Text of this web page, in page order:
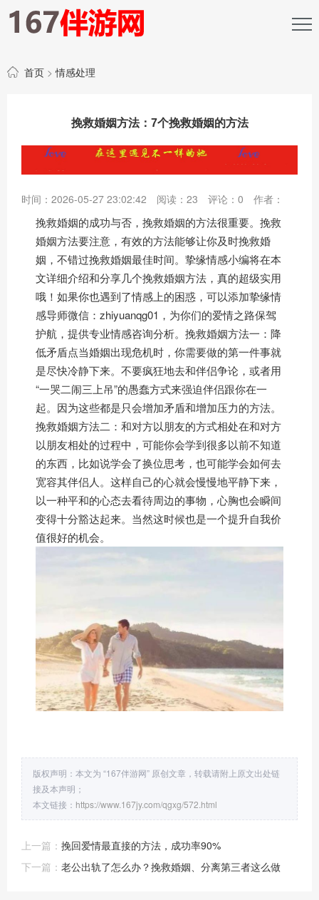
首页 >情感处理
挽救婚姻方法：7个挽救婚姻的方法
时间：2026-05-27 23:02:42 阅读： 23 评论： 0 作者：
挽救婚姻的成功与否，挽救婚姻的方法很重要。挽救
婚姻方法要注意，有效的方法能够让你及时挽救婚
姻，不错过挽救婚姻最佳时间。挚缘情感小编将在本
文详细介绍和分享几个挽救婚姻方法，真的超级实用
哦！如果你也遇到了情感上的困惑，可以添加挚缘情
感导师微信：zhiyuanqg01，为你们的爱情之路保驾
护航，提供专业情感咨询分析。挽救婚姻方法一：降
低矛盾点当婚姻出现危机时，你需要做的第一件事就
是尽快冷静下来。不要疯狂地去和伴侣争论，或者用
“一哭二闹三上吊”的愚蠢方式来强迫伴侣跟你在一
起。因为这些都是只会增加矛盾和增加压力的方法。
挽救婚姻方法二：和对方以朋友的方式相处在和对方
以朋友相处的过程中，可能你会学到很多以前不知道
的东西，比如说学会了换位思考，也可能学会如何去
宽容其伴侣人。这样自己的心就会慢慢地平静下来，
以一种平和的心态去看待周边的事物，心胸也会瞬间
变得十分豁达起来。当然这时候也是一个提升自我价
值很好的机会。
版权声明：本文为 “167伴游网” 原创文章，转载请附上原文出处链
接及本声明；
本文链接： https://www.167jy.com/qgxg/572.html
上一篇： 挽回爱情最直接的方法，成功率90%
下一篇： 老公出轨了怎么办？挽救婚姻、分离第三者这么做